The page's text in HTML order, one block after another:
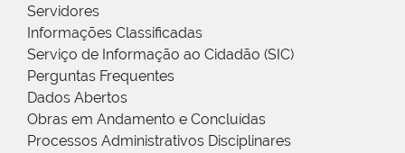
Servidores
Informações Classificadas
Serviço de Informação ao Cidadão (SIC)
Perguntas Frequentes
Dados Abertos
Obras em Andamento e Concluídas
Processos Administrativos Disciplinares